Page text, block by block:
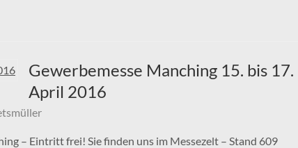
Gewerbemesse Manching 15. bis 17.
April 2016
– Eintritt frei! Sie finden uns im Messezelt – Stand 609